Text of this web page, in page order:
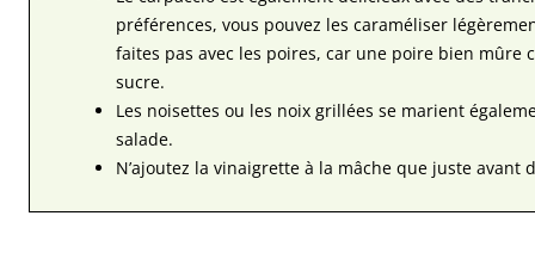
préférences, vous pouvez les caraméliser
faites pas avec les poires, car une poire bien mûre
sucre.
Les noisettes ou les noix grillées se marient
salade.
N’ajoutez la vinaigrette à la mâche que juste avant